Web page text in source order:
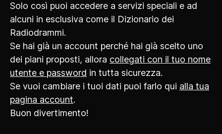
Solo così puoi accedere a servizi speciali e ad
alcuni in esclusiva come il Dizionario dei
Radiodrammi.
Se hai già un account perché hai già scelto uno
dei piani proposti, allora collegati con il tuo nome
utente e password in tutta sicurezza.
Se vuoi cambiare i tuoi dati puoi farlo qui alla tua
pagina account.
Buon divertimento!